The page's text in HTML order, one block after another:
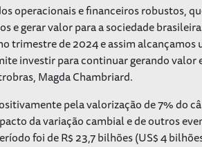
operacionais e financeiros robustos,
e gerar valor para a sociedade
trimestre de 2024 e assim alcançamos
investir para continuar gerando valor
Magda Chambriard.
pela valorização de 7% do
da variação cambial e de outros
foi de R$ 23,7 bilhões (US$ 4